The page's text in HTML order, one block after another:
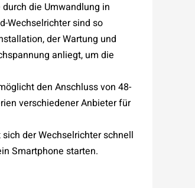
die Umwandlung in
Wechselrichter sind so
der Wartung und
anliegt, um die
den Anschluss von 48-
verschiedener Anbieter für
der Wechselrichter schnell
Smartphone starten.